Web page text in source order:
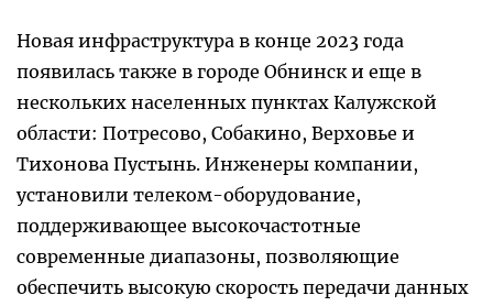
Новая инфраструктура в конце 2023 года
появилась также в городе Обнинск и еще в
нескольких населенных пунктах Калужской
области: Потресово, Собакино, Верховье и
Тихонова Пустынь. Инженеры компании,
установили телеком-оборудование,
поддерживающее высокочастотные
современные диапазоны, позволяющие
обеспечить высокую скорость передачи данных